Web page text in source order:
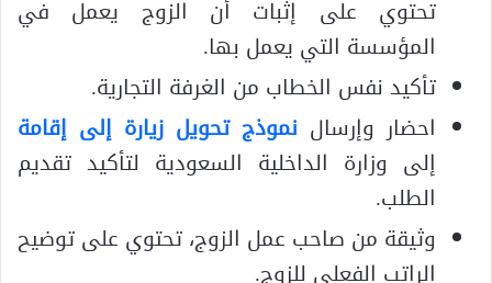
تحتوي على إثبات أن الزوج يعمل في
المؤسسة التي يعمل بها.
تأكيد نفس الخطاب من الغرفة التجارية.
احضار وإرسال نموذج تحويل زيارة إلى إقامة
إلى وزارة الداخلية السعودية لتأكيد تقديم
الطلب.
وثيقة من صاحب عمل الزوج، تحتوي على توضيح
الراتب الفعلي للزوج.